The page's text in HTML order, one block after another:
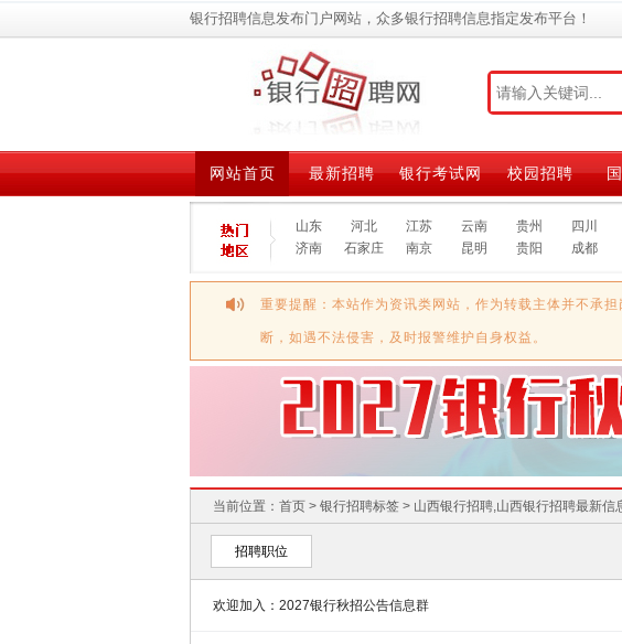
银行招聘信息发布门户网站，众多银行招聘信息指定发布平台！
网站首页 最新招聘 银行考试网 校园招聘
山东 河北 江苏 云南 贵州 四川
济南
石家庄 南京 昆明 贵阳 成都
重要提醒：本站作为资讯类网站，作为转载主体并不承
断，如遇不法侵害，及时报警维护自身权益。
当前位置： 首页 > 银行招聘标签 > 山西银行招聘,山西银行招聘最新信
招聘职位
欢迎加入：2027银行秋招公告信息群